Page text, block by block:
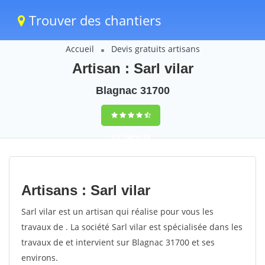
Trouver des chantiers
Accueil Devis gratuits artisans
Artisan : Sarl vilar
Blagnac 31700
9,5(100%)55
votes
Artisans : Sarl vilar
Sarl vilar est un artisan qui réalise pour vous les
travaux de . La société Sarl vilar est spécialisée dans les
travaux de et intervient sur Blagnac 31700 et ses
environs.